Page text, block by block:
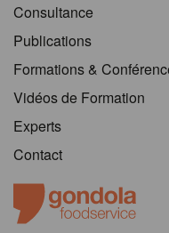
Consultance
Publications
Formations &
Vidéos de Formation
Experts
Contact